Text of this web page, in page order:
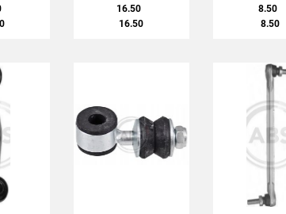
PP
16.50
16.50
8.50
8.50